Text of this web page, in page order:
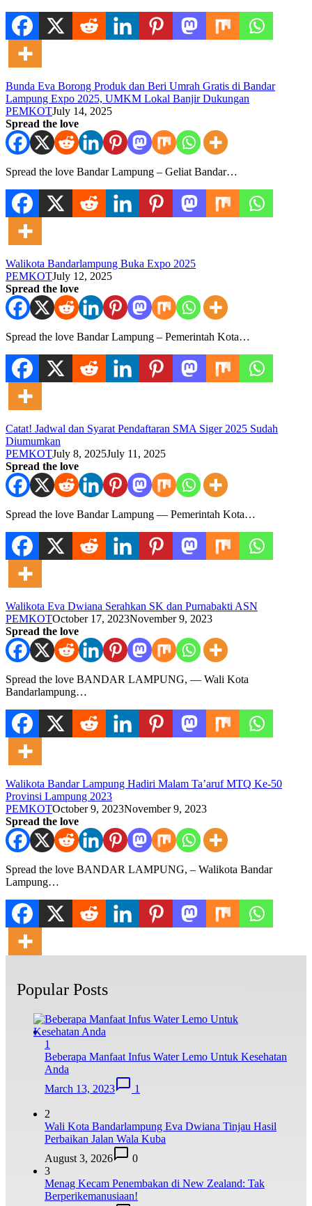
Bunda Eva Borong Produk dan Beri Umrah Gratis di Bandar
Lampung Expo 2025, UMKM Lokal Banjir Dukungan
PEMKOTJuly 14, 2025
Spread the love
Spread the love Bandar Lampung – Geliat Bandar…
Walikota Bandarlampung Buka Expo 2025
PEMKOTJuly 12, 2025
Spread the love
Spread the love Bandar Lampung – Pemerintah Kota…
Catat! Jadwal dan Syarat Pendaftaran SMA Siger 2025 Sudah
Diumumkan
PEMKOTJuly 8, 2025July 11, 2025
Spread the love
Spread the love Bandar Lampung — Pemerintah Kota…
Walikota Eva Dwiana Serahkan SK dan Purnabakti ASN
PEMKOTOctober 17, 2023November 9, 2023
Spread the love
Spread the love BANDAR LAMPUNG, — Wali Kota
Bandarlampung…
Walikota Bandar Lampung Hadiri Malam Ta’aruf MTQ Ke-50
Provinsi Lampung 2023
PEMKOTOctober 9, 2023November 9, 2023
Spread the love
Spread the love BANDAR LAMPUNG, – Walikota Bandar
Lampung…
Popular Posts
1
Beberapa Manfaat Infus Water Lemo Untuk Kesehatan
Anda
March 13, 2023
1
2
Wali Kota Bandarlampung Eva Dwiana Tinjau Hasil
Perbaikan Jalan Wala Kuba
August 3, 2026
0
3
Menag Kecam Penembakan di New Zealand: Tak
Berperikemanusiaan!